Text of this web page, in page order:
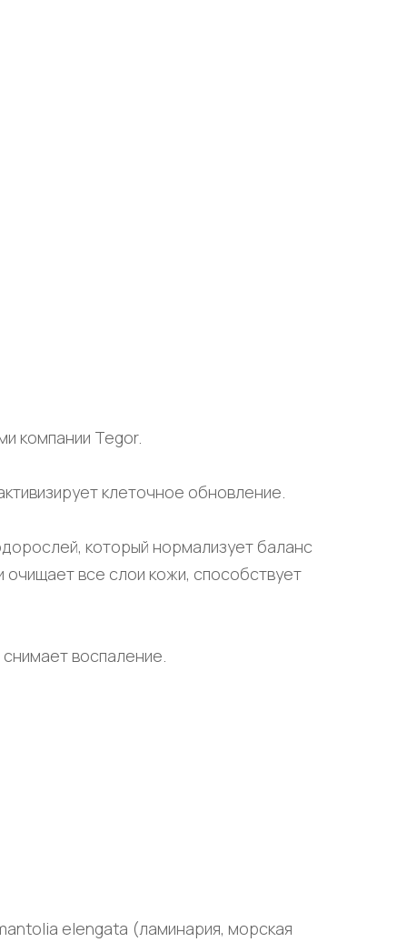
компании Tegor.
клеточное обновление.
который нормализует баланс
очищает все слои кожи, способствует
воспаление.
elengata (ламинария, морская